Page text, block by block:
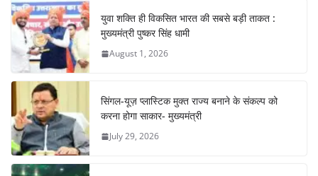
युवा शक्ति ही विकसित भारत की सबसे बड़ी ताकत :
मुख्यमंत्री पुष्कर सिंह धामी
August 1, 2026
सिंगल-यूज़ प्लास्टिक मुक्त राज्य बनाने के संकल्प को
करना होगा साकार- मुख्यमंत्री
July 29, 2026